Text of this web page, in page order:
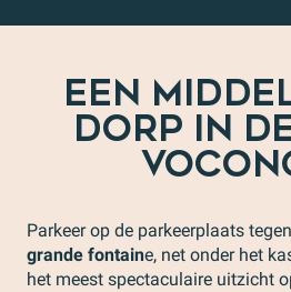
EEN
DORP IN
Parkeer op de parkeerplaats
grande fontaine, net onder het
het meest spectaculaire uitzicht